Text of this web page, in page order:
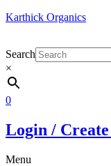
Karthick Organics
Search
×
0
Login /
Menu